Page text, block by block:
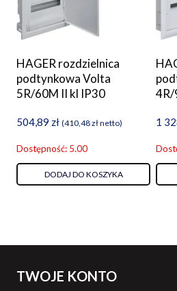
HAGER rozdzielnica
podtynkowa Volta
5R/60M II kl IP30
504,89 zł (410,48złnetto)
Dostępność: 5.00
DODAJ DO KOSZYKA
4R/
1
TWOJE KONTO